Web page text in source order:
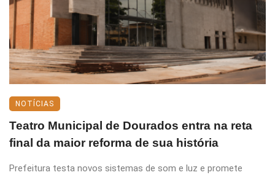
NOTÍCIAS
Teatro Municipal de Dourados entra na reta
final da maior reforma de sua história
Prefeitura testa novos sistemas de som e luz e promete